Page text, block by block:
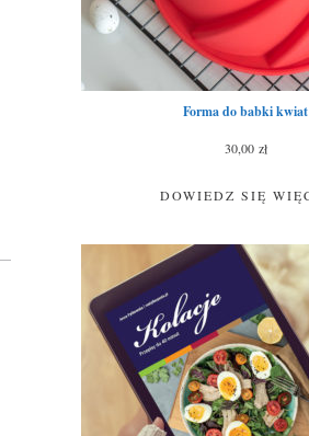
Forma do babki kwiat
30,00 zł
DOWIEDZ SIĘ